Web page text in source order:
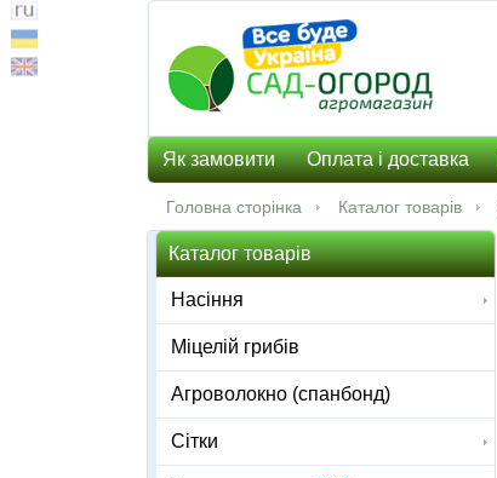
Як замовити Оплата і доставка
Головна сторінка Каталог товарів
Каталог товарів
Насіння
Міцелій грибів
Агроволокно (спанбонд)
Сітки